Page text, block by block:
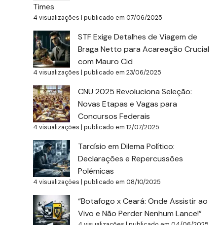
Times
4 visualizações |publicado em 07/06/2025
STF Exige Detalhes de Viagem de
Braga Netto para Acareação Crucial
com Mauro Cid
4 visualizações |publicado em 23/06/2025
CNU 2025 Revoluciona Seleção:
Novas Etapas e Vagas para
Concursos Federais
4 visualizações |publicado em 12/07/2025
Tarcísio em Dilema Político:
Declarações e Repercussões
Polêmicas
4 visualizações |publicado em 08/10/2025
“Botafogo x Ceará: Onde Assistir ao
Vivo e Não Perder Nenhum Lance!”